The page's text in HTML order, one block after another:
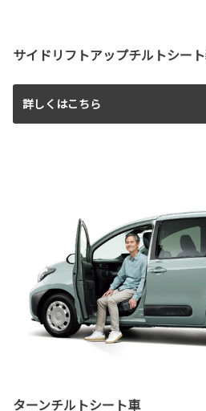
サイドリフトアップチルトシー
詳しくはこちら
ターンチルトシート車